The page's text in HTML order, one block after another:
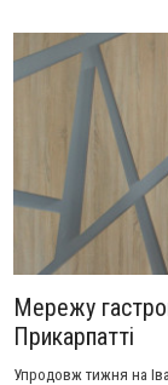
Мережу
Прикарпатті
Упродовж тижня на